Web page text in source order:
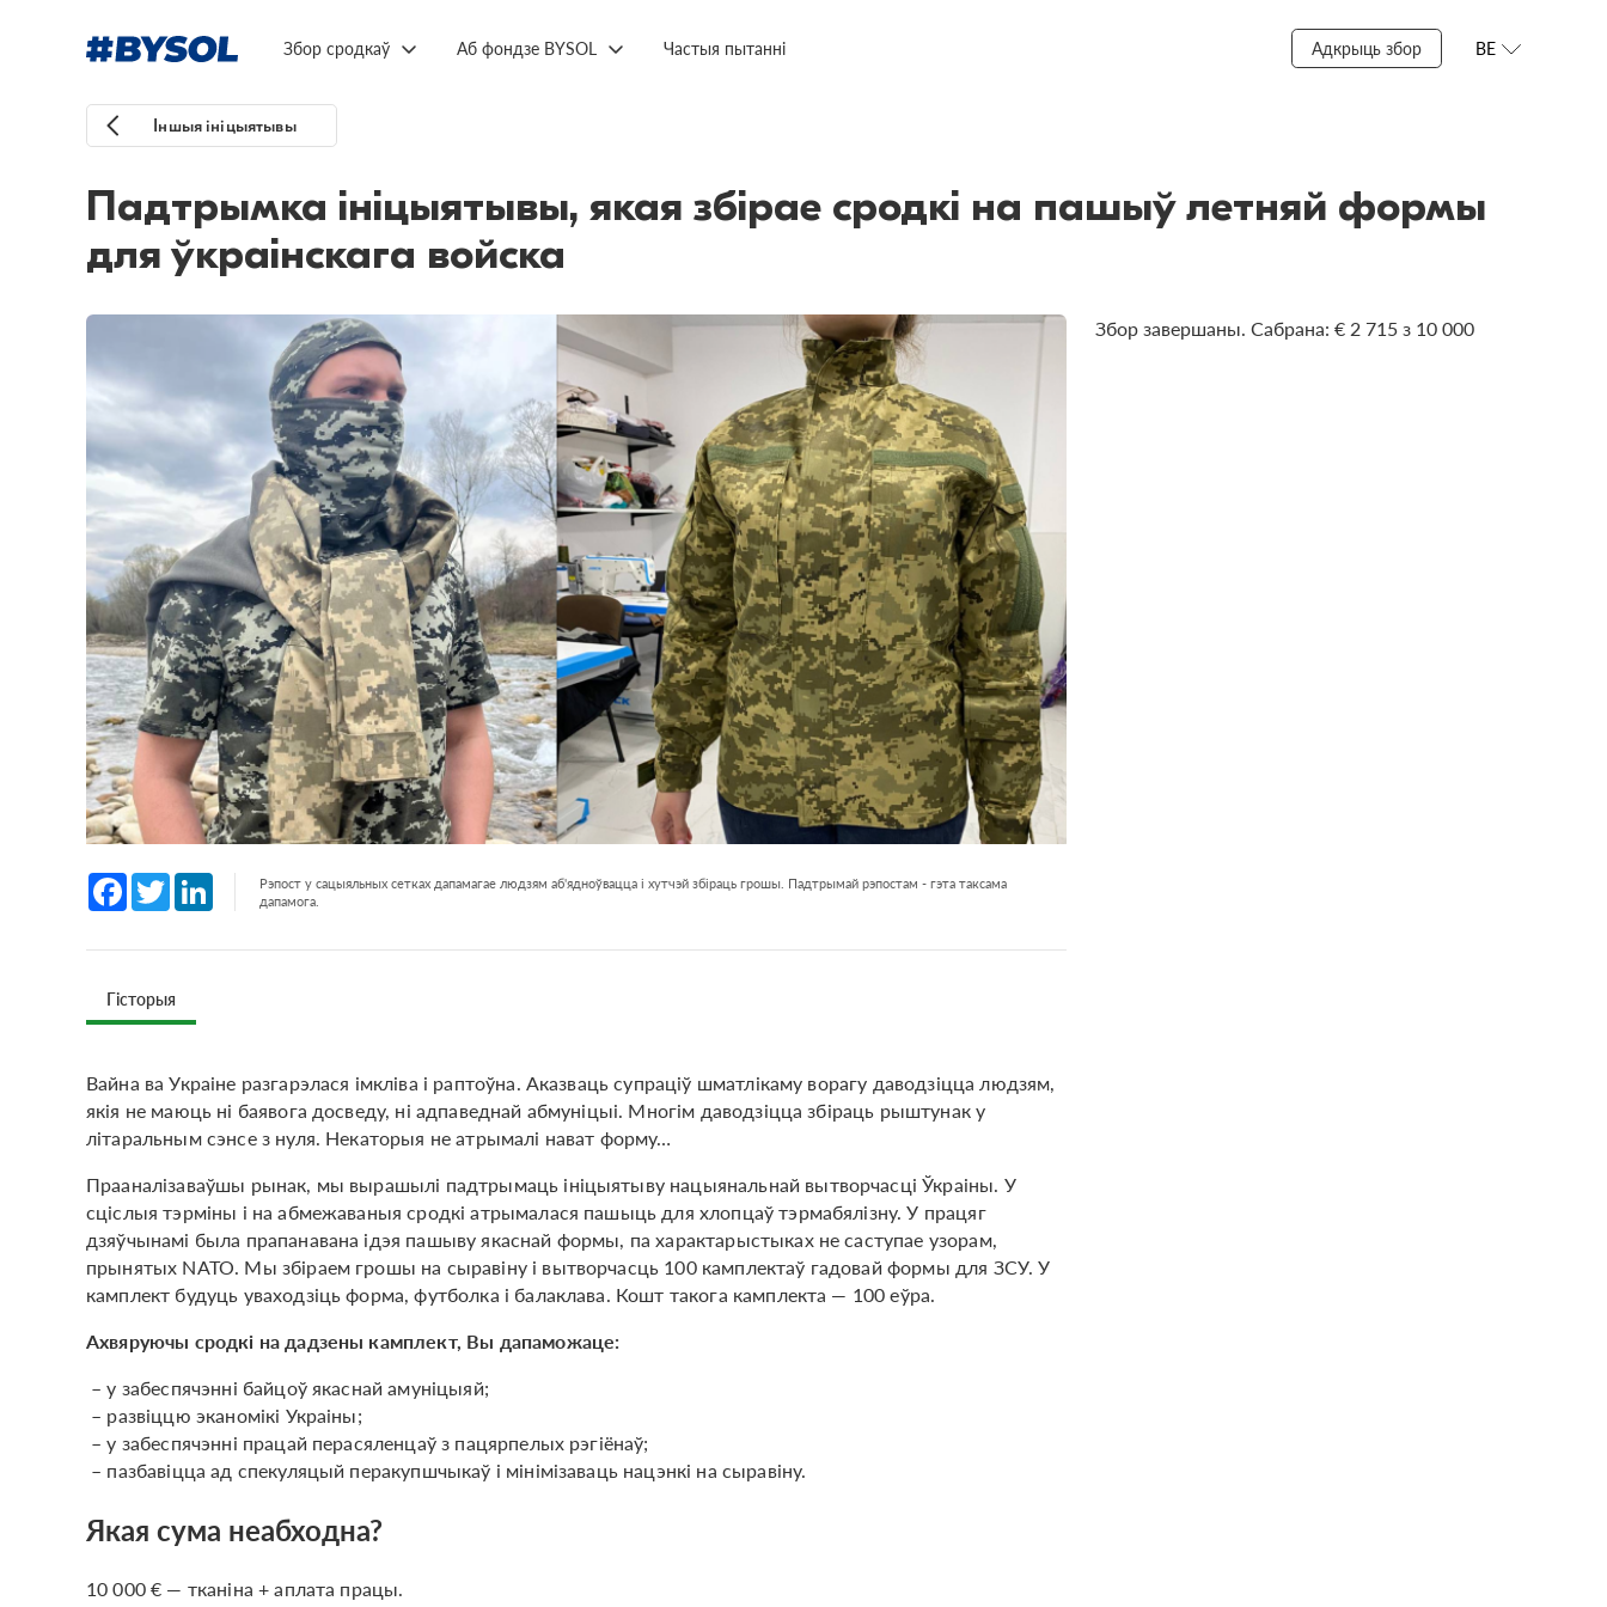
Збор сродкаў Аб фондзе BYSOL Частыя пытанні Адкрыць збор BE
Іншыя ініцыятывы
Падтрымка ініцыятывы, якая збірае сродкі на пашыў летняй формы
для ўкраінскага войска
Facebook
Twitter LinkedInРэпост у сацыяльных сетках дапамагае людзям аб'ядноўвацца і хутчэй збіраць грошы. Падтрымай рэпостам - гэта таксама
дапамога.
Гісторыя
Вайна ва Украіне разгарэлася імкліва і раптоўна. Аказваць супраціў шматлікаму ворагу даводзіцца людзям,
якія не маюць ні баявога досведу, ні адпаведнай абмуніцыі. Многім даводзіцца збіраць рыштунак у
літаральным сэнсе з нуля. Некаторыя не атрымалі нават форму…
Прааналізаваўшы рынак, мы вырашылі падтрымаць ініцыятыву нацыянальнай вытворчасці Ўкраіны. У
сціслыя тэрміны і на абмежаваныя сродкі атрымалася пашыць для хлопцаў тэрмабялізну. У працяг
дзяўчынамі была прапанавана ідэя пашыву якаснай формы, па характарыстыках не саступае узорам,
прынятых NATO. Мы збіраем грошы на сыравіну і вытворчасць 100 камплектаў гадовай формы для ЗСУ. У
камплект будуць уваходзіць форма, футболка і балаклава. Кошт такога камплекта — 100 еўра.
Ахвяруючы сродкі на дадзены камплект, Вы дапаможаце:
– у забеспячэнні байцоў якаснай амуніцыяй;
– развіццю эканомікі Украіны;
– у забеспячэнні працай перасяленцаў з пацярпелых рэгіёнаў;
– пазбавіцца ад спекуляцый перакупшчыкаў і мінімізаваць нацэнкі на сыравіну.
Якая сума неабходна?
10 000 € — тканіна + аплата працы.
Збор завершаны. Сабрана: € 2 715 з 10 000